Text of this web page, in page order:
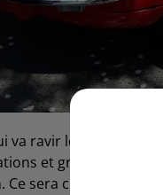
va ravir les férus de
et groupes
sera ce dimanche